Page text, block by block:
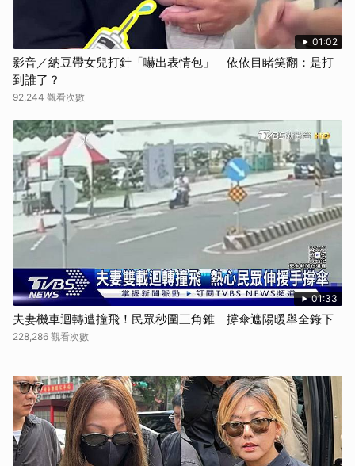
01:02
影音／納豆帶女兒打針「嚇出表情包」 依依目睹笑翻：是打
到誰了？
92,244 觀看次數
01:33
夫妻機車迴轉遭撞飛！民眾秒圍三角錐 撐傘遮陽暖舉全錄下
228,286 觀看次數